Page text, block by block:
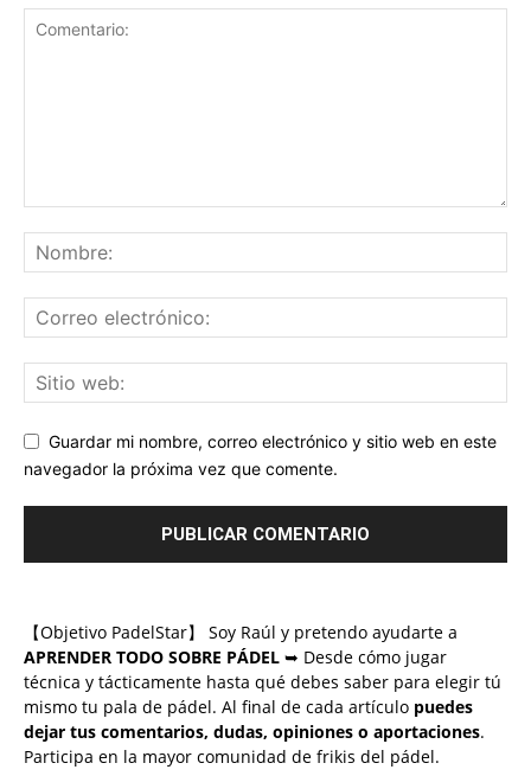
Guardar mi nombre, correo electrónico y sitio web en este
navegador la próxima vez que comente.
【Objetivo PadelStar】 Soy Raúl y pretendo ayudarte a
APRENDER TODO SOBRE PÁDEL ➥ Desde cómo jugar
técnica y tácticamente hasta qué debes saber para elegir tú
mismo tu pala de pádel. Al final de cada artículo puedes
dejar tus comentarios, dudas, opiniones o aportaciones.
Participa en la mayor comunidad de frikis del pádel.